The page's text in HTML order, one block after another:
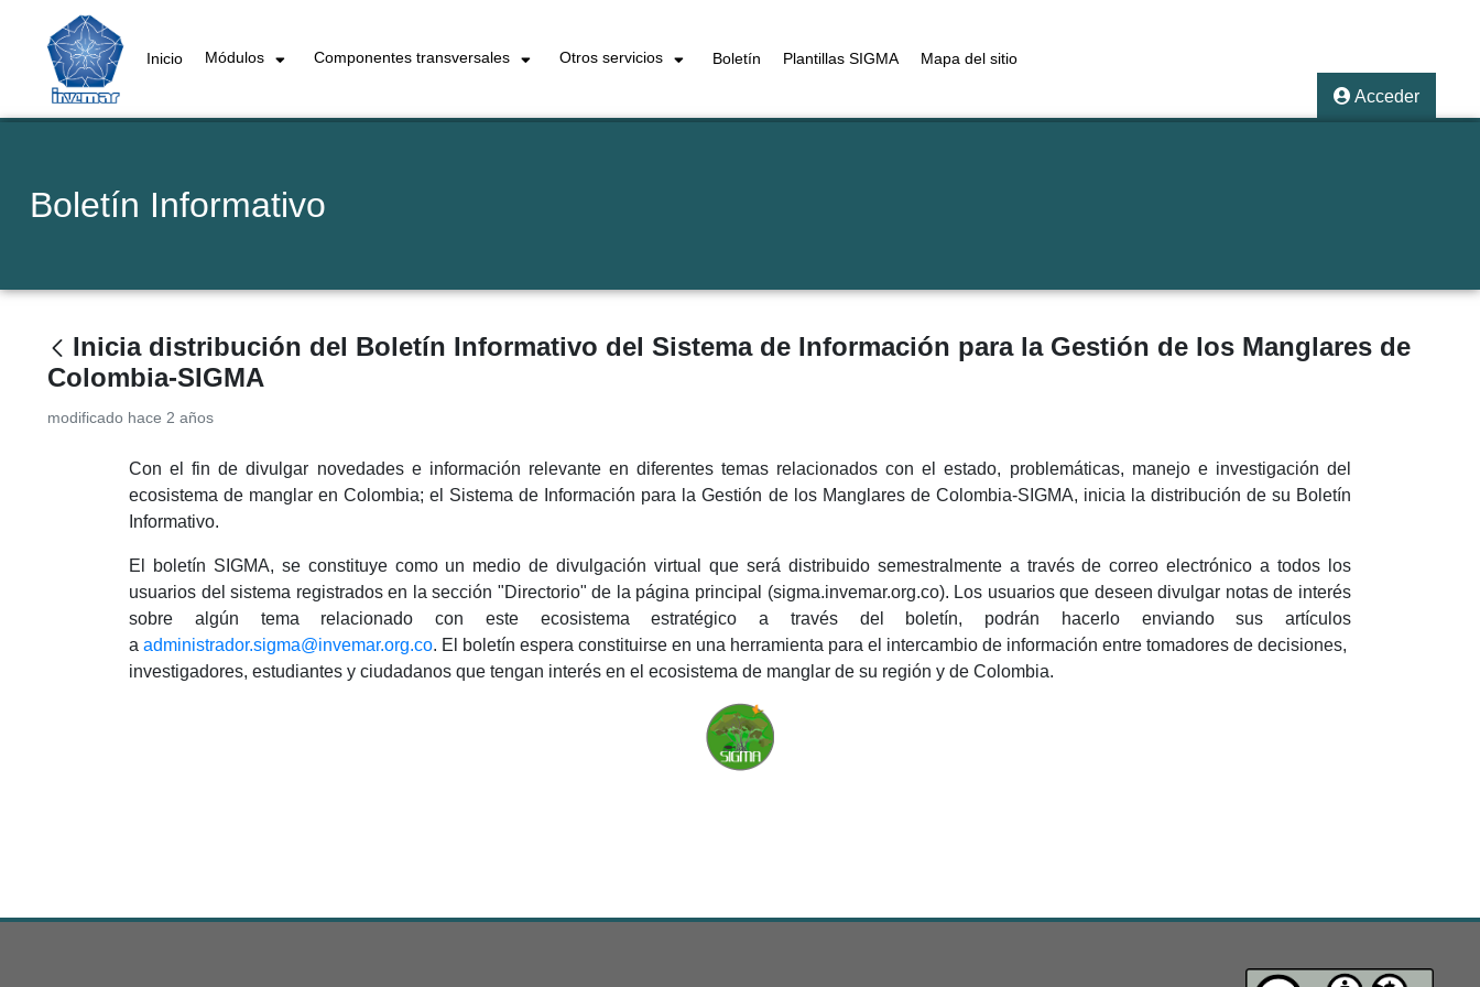
Inicio Módulos Componentes transversales Otros servicios Boletín Plantillas SIGMA Mapa del sitio
Acceder
Boletín Informativo
Inicia distribución del Boletín Informativo del Sistema de Información para la Gestión de los Manglares de
Colombia-SIGMA
modificado hace 2 años
Con el fin de divulgar novedades e información relevante en diferentes temas relacionados con el estado, problemáticas, manejo e investigación del
ecosistema de manglar en Colombia; el Sistema de Información para la Gestión de los Manglares de Colombia-SIGMA, inicia la distribución de su Boletín
Informativo.
El boletín SIGMA, se constituye como un medio de divulgación virtual que será distribuido semestralmente a través de correo electrónico a todos los
usuarios del sistema registrados en la sección "Directorio" de la página principal (sigma.invemar.org.co). Los usuarios que deseen divulgar notas de interés
sobre algún tema relacionado con este ecosistema estratégico a través del boletín, podrán hacerlo enviando sus artículos
a administrador.sigma@invemar.org.co. El boletín espera constituirse en una herramienta para el intercambio de información entre tomadores de decisiones,
investigadores, estudiantes y ciudadanos que tengan interés en el ecosistema de manglar de su región y de Colombia.